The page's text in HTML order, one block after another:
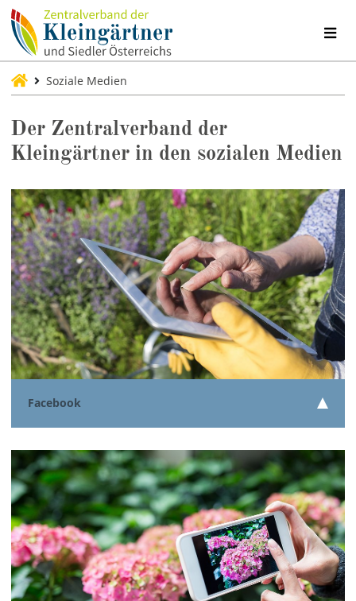
Soziale Medien
Der Zentralverband der
Kleingärtner in den sozialen Medien
Facebook